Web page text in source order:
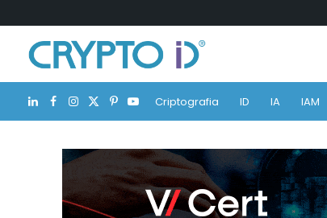
LinkedIn
Facebook
Instagram
X
(Twitter)
Pinterest
YouTubeCriptografia ID IA IAM